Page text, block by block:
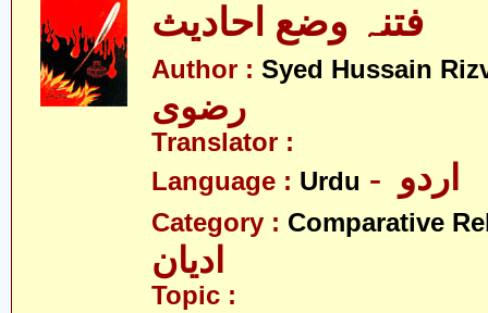
فتنہ وضع احادیث
Author : Syed Hussain
رضوی
Translator :
Language : Urdu
Category : Comparative
ادیان
Topic :